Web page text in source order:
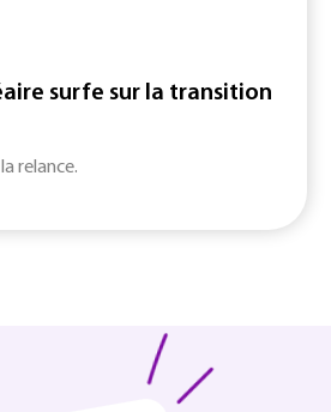
surfe sur la transition
relance.